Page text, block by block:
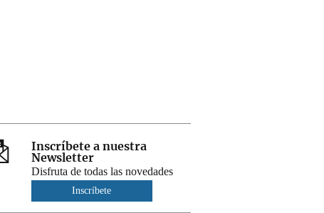
Inscríbete a nuestra
Newsletter
Disfruta de todas las novedades
Inscríbete